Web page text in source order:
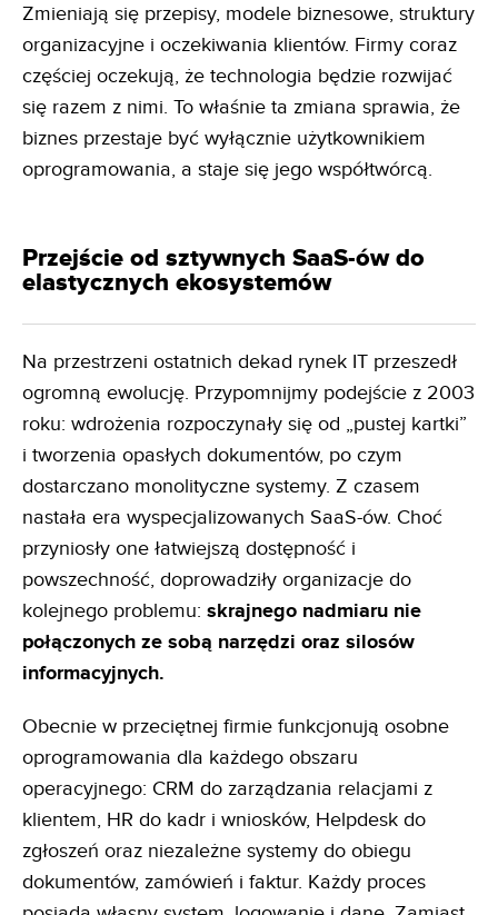
Zmieniają się przepisy, modele biznesowe, struktury
organizacyjne i oczekiwania klientów. Firmy coraz
częściej oczekują, że technologia będzie rozwijać
się razem z nimi. To właśnie ta zmiana sprawia, że
biznes przestaje być wyłącznie użytkownikiem
oprogramowania, a staje się jego współtwórcą.
Przejście od sztywnych SaaS-ów do
elastycznych ekosystemów
Na przestrzeni ostatnich dekad rynek IT przeszedł
ogromną ewolucję. Przypomnijmy podejście z 2003
roku: wdrożenia rozpoczynały się od „pustej kartki”
i tworzenia opasłych dokumentów, po czym
dostarczano monolityczne systemy. Z czasem
nastała era wyspecjalizowanych SaaS-ów. Choć
przyniosły one łatwiejszą dostępność i
powszechność, doprowadziły organizacje do
kolejnego problemu: skrajnego nadmiaru nie
połączonych ze sobą narzędzi oraz silosów
informacyjnych.
Obecnie w przeciętnej firmie funkcjonują osobne
oprogramowania dla każdego obszaru
operacyjnego: CRM do zarządzania relacjami z
klientem, HR do kadr i wniosków, Helpdesk do
zgłoszeń oraz niezależne systemy do obiegu
dokumentów, zamówień i faktur. Każdy proces